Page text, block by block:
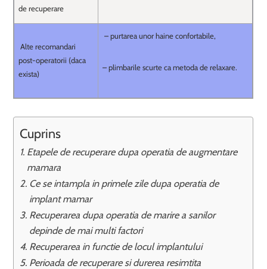
de recuperare
Alte recomandari
post-operatorii (daca
exista)
– purtarea unor haine confortabile,
– plimbarile scurte ca metoda de relaxare.
Cuprins
Etapele de recuperare dupa operatia de augmentare
mamara
Ce se intampla in primele zile dupa operatia de
implant mamar
Recuperarea dupa operatia de marire a sanilor
depinde de mai multi factori
Recuperarea in functie de locul implantului
Perioada de recuperare si durerea resimtita